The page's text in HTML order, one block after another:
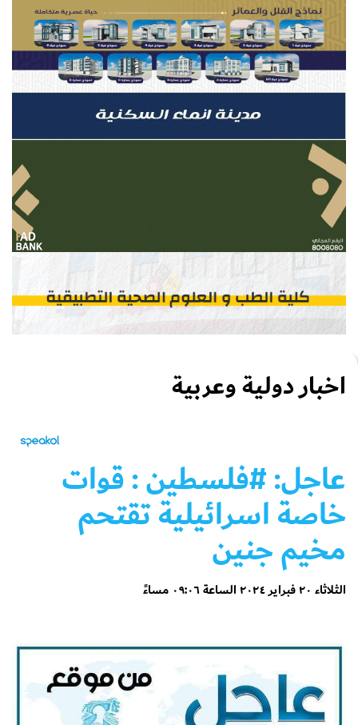
اخبار دولية وعربية
عاجل: #فلسطين : قوات
خاصة اسرائيلية تقتحم
مخيم جنين
الثلاثاء ٢٠ فبراير ٢٠٢٤ الساعة ٠٩:٠٦ مساءً